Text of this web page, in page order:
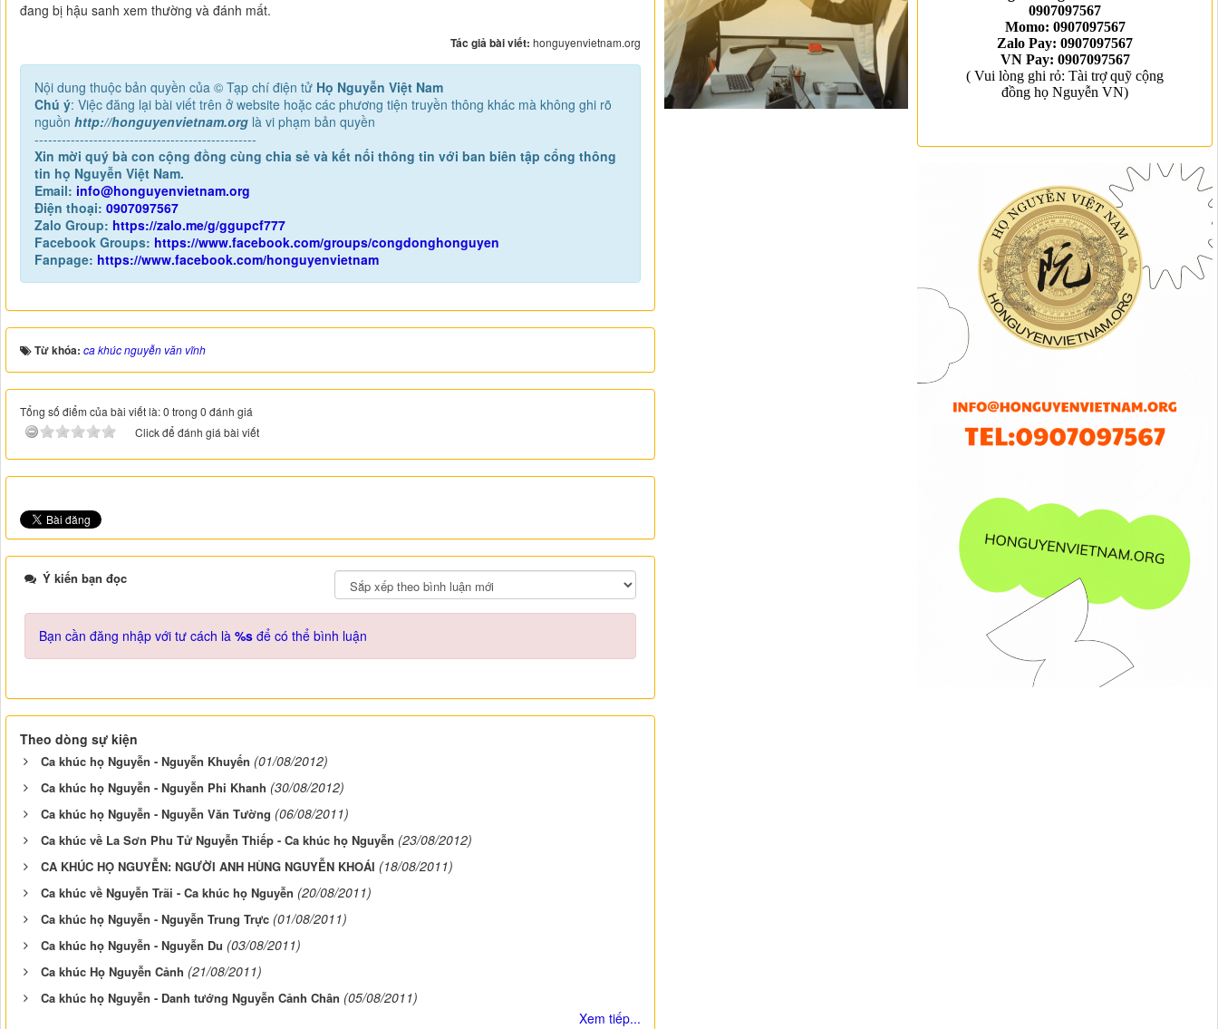
đang bị hậu sanh xem thường và đánh mất.
Tác giả bài viết: honguyenvietnam.org
Nội dung thuộc bản quyền của © Tạp chí điện tử Họ Nguyễn Việt Nam
Chú ý: Việc đăng lại bài viết trên ở website hoặc các phương tiện truyền thông khác mà không ghi rõ
nguồn http://honguyenvietnam.org là vi phạm bản quyền
-------------------------------------------------
Xin mời quý bà con cộng đồng cùng chia sẻ và kết nối thông tin với ban biên tập cổng thông
tin họ Nguyễn Việt Nam.
Email: info@honguyenvietnam.org
Điện thoại: 0907097567
Zalo Group: https://zalo.me/g/ggupcf777
Facebook Groups: https://www.facebook.com/groups/congdonghonguyen
Fanpage: https://www.facebook.com/honguyenvietnam
Từ khóa: ca khúc nguyễn văn vĩnh
Tổng số điểm của bài viết là: 0 trong 0 đánh giá
Click để đánh giá bài viết
Ý kiến bạn đọc
Bạn cần đăng nhập với tư cách là %s để có thể bình luận
Theo dòng sự kiện
Ca khúc họ Nguyễn - Nguyễn Khuyến (01/08/2012)
Ca khúc họ Nguyễn - Nguyễn Phi Khanh (30/08/2012)
Ca khúc họ Nguyễn - Nguyễn Văn Tường (06/08/2011)
Ca khúc về La Sơn Phu Tử Nguyễn Thiếp - Ca khúc họ Nguyễn (23/08/2012)
CA KHÚC HỌ NGUYỄN: NGƯỜI ANH HÙNG NGUYỄN KHOÁI (18/08/2011)
Ca khúc về Nguyễn Trãi - Ca khúc họ Nguyễn (20/08/2011)
Ca khúc họ Nguyễn - Nguyễn Trung Trực (01/08/2011)
Ca khúc họ Nguyễn - Nguyễn Du (03/08/2011)
Ca khúc Họ Nguyễn Cảnh (21/08/2011)
Ca khúc họ Nguyễn - Danh tướng Nguyễn Cảnh Chân (05/08/2011)
Xem tiếp...